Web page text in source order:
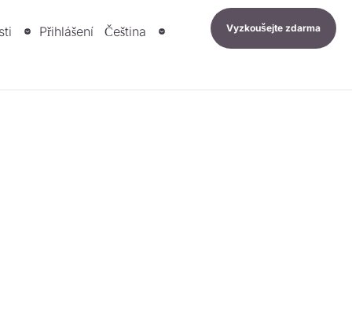
Přihlášení Čeština Vyzkoušejte zdarma